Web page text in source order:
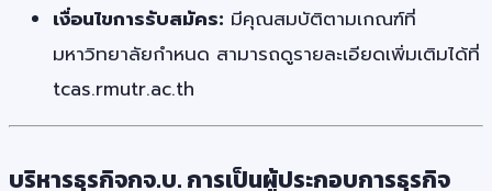
เงื่อนไขการรับสมัคร: มีคุณสมบัติตามเกณฑ์ที่
มหาวิทยาลัยกำหนด สามารถดูรายละเอียดเพิ่มเติมได้ที่
tcas.rmutr.ac.th
บริหารธุรกิจกจ.บ. การเป็นผู้ประกอบการธุรกิจ